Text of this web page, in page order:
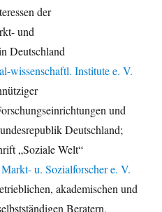
der
und
Deutschland
wissenschaftl. Institute e. V.
und
Deutschland;
„Soziale Welt“
u. Sozialforscher e. V.
akademischen und
Beratern,